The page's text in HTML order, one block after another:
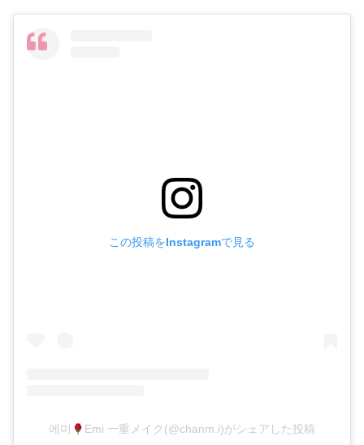
この投稿をInstagramで見る
에미 Emi 一重メイク(@chanm.i)がシェアした投稿